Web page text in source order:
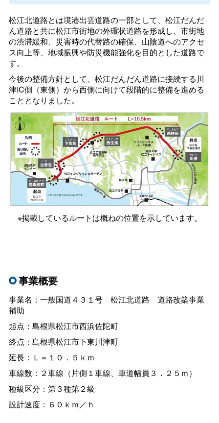
松江北道路とは境港出雲道路の一部として、松江だんだ
ん道路と共に松江市街地の外環状道路を形成し、市街地
の渋滞緩和、災害時の代替路の確保、山陰道へのアクセ
ス向上等、地域振興や防災機能強化を目的とした道路で
す。
今後の整備方針として、松江だんだん道路に接続する川
津IC側（東側）から西側に向けて段階的に整備を進める
こととなりました。
※掲載しているルートは概ねの位置を示しています。
事業概要
事業名：一般国道４３１号 松江北道路 道路改築事業
補助
起点：島根県松江市西浜佐陀町
終点：島根県松江市下東川津町
延長：Ｌ＝１０．５ｋｍ
車線数：２車線（片側１車線、車道幅員３．２５ｍ）
種級区分：第３種第２級
設計速度：６０ｋｍ／ｈ